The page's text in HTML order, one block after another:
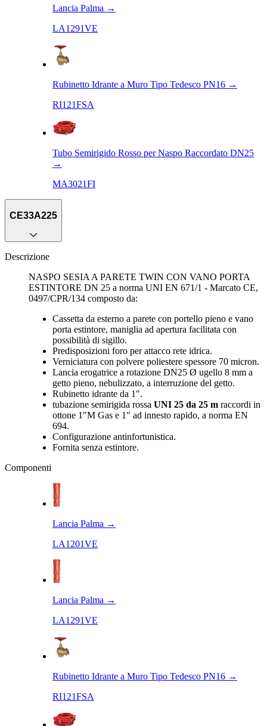
Lancia Palma →
LA1291VE
Rubinetto Idrante a Muro Tipo Tedesco PN16 →
RI121FSA
Tubo Semirigido Rosso per Naspo Raccordato DN25
→
MA3021FI
CE33A225
Descrizione
NASPO SESIA A PARETE TWIN CON VANO PORTA
ESTINTORE DN 25 a norma UNI EN 671/1 - Marcato CE,
0497/CPR/134 composto da:
Cassetta da esterno a parete con portello pieno e vano
porta estintore, maniglia ad apertura facilitata con
possibilità di sigillo.
Predisposizioni foro per attacco rete idrica.
Verniciatura con polvere poliestere spessore 70 micron.
Lancia erogatrice a rotazione DN25 Ø ugello 8 mm a
getto pieno, nebulizzato, a interruzione del getto.
Rubinetto idrante da 1".
tubazione semirigida rossa UNI 25 da 25 m raccordi in
ottone 1"M Gas e 1" ad innesto rapido, a norma EN
694.
Configurazione antinfortunistica.
Fornita senza estintore.
Componenti
Lancia Palma →
LA1201VE
Lancia Palma →
LA1291VE
Rubinetto Idrante a Muro Tipo Tedesco PN16 →
RI121FSA